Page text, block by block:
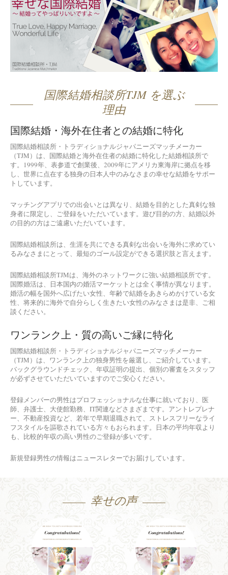
国際結婚相談所TJM を選ぶ
理由
国際結婚・海外在住者との結婚に特化
国際結婚相談所・トラディショナルジャパニーズマッチメーカー
（TJM）は、国際結婚と海外在住者の結婚に特化した結婚相談所で
す。1999年、表参道で創業後、2009年にアメリカ東海岸に拠点を移
し、世界に点在する独身の日本人中のみなさまの幸せな結婚をサポー
トしています。
マッチングアプリでの出会いとは異なり、結婚を目的とした真剣な独
身者に限定し、ご登録をいただいています。遊び目的の方、結婚以外
の目的の方はご遠慮いただいています。
国際結婚相談所は、生涯を共にできる真剣な出会いを海外に求めてい
るみなさまにとって、最短のゴール設定ができる選択肢と言えます。
国際結婚相談所TJMは、海外のネットワークに強い結婚相談所です。
国際婚活は、日本国内の婚活マーケットとは全く事情が異なります。
婚活の幅を国外へ広げたい女性、年齢で結婚をあきらめかけている女
性、将来的に海外で自分らしく生きたい女性のみなさまは是非、ご相
談ください。
ワンランク上・質の高いご縁に特化
国際結婚相談所・トラディショナルジャパニーズマッチメーカー
（TJM）は、ワンランク上の独身男性を厳選し、ご紹介しています。
バックグラウンドチェック、年収証明の提出、個別の審査をスタッフ
が必ずさせていただいていますのでご安心ください。
登録メンバーの男性はプロフェッショナルな仕事に就いており、医
師、弁護士、大使館勤務、IT関連などさまざまです。アントレプレナ
ー、不動産投資など、若年で早期退職されて、ストレスフリーなライ
フスタイルを謳歌されている方々もおられます。日本の平均年収より
も、比較的年収の高い男性のご登録が多いです。
新規登録男性の情報はニュースレターでお届けしています。
幸せの声